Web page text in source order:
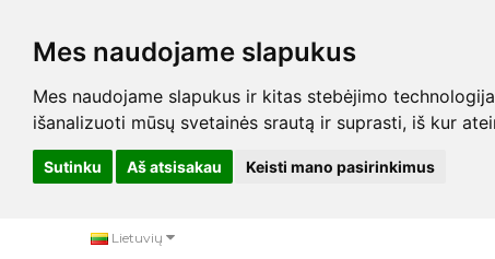
Mes naudojame slapukus
Mes naudojame slapukus ir kitas stebėjimo
išanalizuoti mūsų svetainės srautą ir suprasti, iš kur
Sutinku Aš atsisakau Keisti mano pasirinkimus
Lietuvių